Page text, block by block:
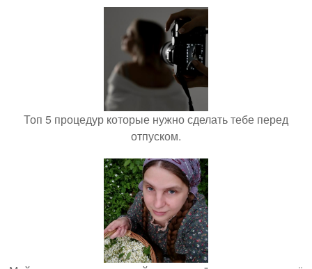
Топ 5 процедур которые нужно сделать тебе перед
отпуском.